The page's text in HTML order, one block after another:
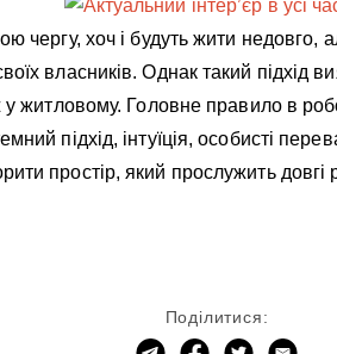
чергу, хоч і будуть жити
власників. Однак такий підхід
у житловому. Головне правило в
підхід, інтуїція, особисті
простір, який прослужить довгі
Поділитися: